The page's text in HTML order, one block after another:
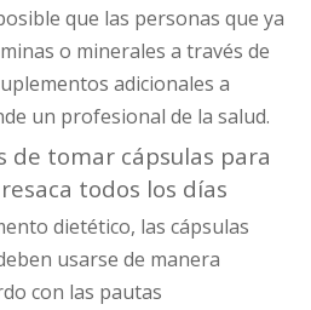
que las personas que ya
o minerales a través de
adicionales a
un profesional de la salud.
de tomar cápsulas para
todos los días
dietético, las cápsulas
usarse de manera
con las pautas